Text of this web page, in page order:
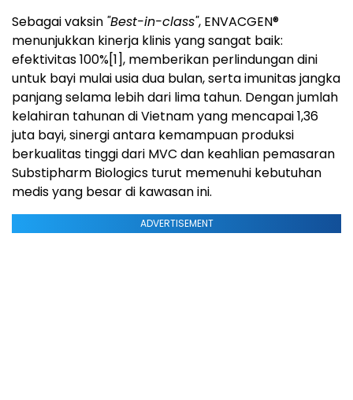
Sebagai vaksin "Best-in-class", ENVACGEN®
menunjukkan kinerja klinis yang sangat baik:
efektivitas 100%[1], memberikan perlindungan dini
untuk bayi mulai usia dua bulan, serta imunitas jangka
panjang selama lebih dari lima tahun. Dengan jumlah
kelahiran tahunan di Vietnam yang mencapai 1,36
juta bayi, sinergi antara kemampuan produksi
berkualitas tinggi dari MVC dan keahlian pemasaran
Substipharm Biologics turut memenuhi kebutuhan
medis yang besar di kawasan ini.
ADVERTISEMENT